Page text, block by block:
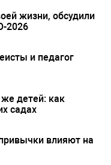
жизни, обсудили
2026
и педагог
детей: как
садах
влияют на